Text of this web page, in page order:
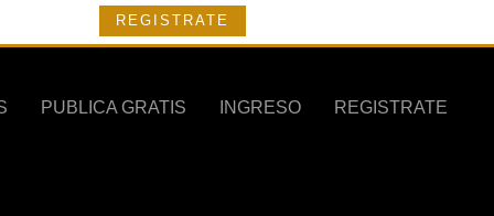
REGISTRATE
PUBLICA GRATIS INGRESO REGISTRATE